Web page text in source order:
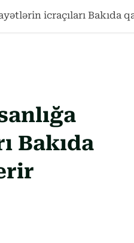
icraçıları Bakıda
Bakıda